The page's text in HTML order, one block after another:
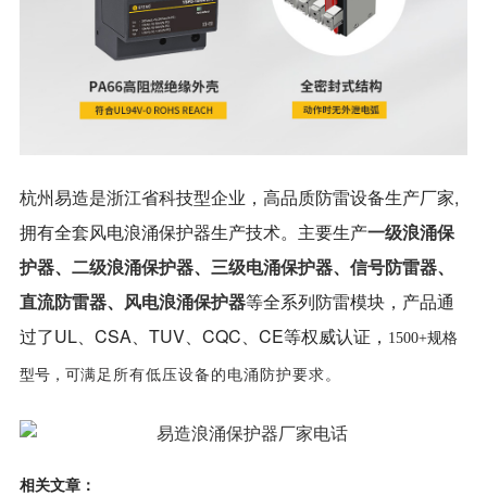
杭州易造是浙江省科技型企业，高品质防雷设备生产厂家,
拥有全套风电浪涌保护器生产技术。主要生产一级浪涌保
护器、 二级浪涌保护器、 三级电涌保护器、 信号防雷器、
直流防雷器、 风电浪涌保护器等全系列防雷模块，产品通
过了UL、CSA、TUV、CQC、CE等权威认证， 1500+规格
型号，可满足所有低压设备的电涌防护要求。
相关文章：